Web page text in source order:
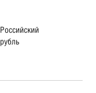
Российский
рубль